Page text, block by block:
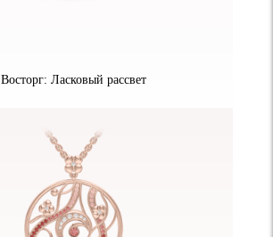
Восторг: Ласковый рассвет